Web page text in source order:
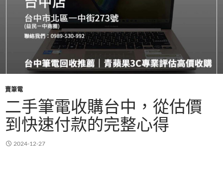
賣筆電
二手筆電收購台中，從估價
到快速付款的完整心得
2024-12-27